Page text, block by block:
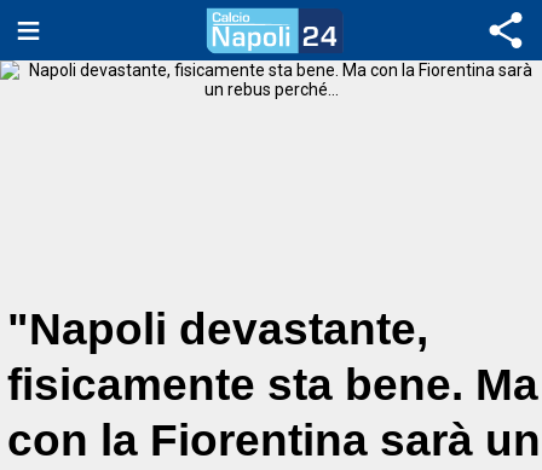
"Napoli devastante,
fisicamente sta bene. Ma
con la Fiorentina sarà un